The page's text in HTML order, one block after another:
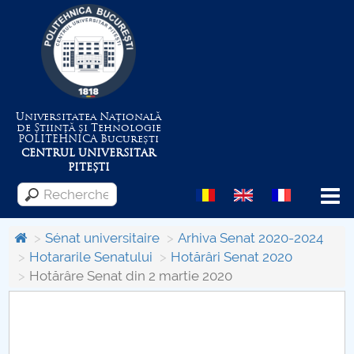
Universitatea Națională
de Știință și Tehnologie
POLITEHNICABucurești
CENTRUL UNIVERSITAR
PITEȘTI
Menu
Despre Universitate
Sénat universitaire
Arhiva Senat 2020-2024
Hotararile Senatului
Hotărâri Senat 2020
Hotărâre Senat din 2 martie 2020